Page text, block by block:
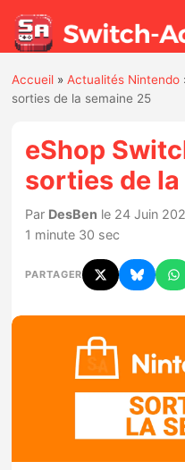
Actualités
Jeux
Hardware
Chiffres de
Rumeurs
Nintendo Direct
Accueil »Actualités Nintendo
sorties de la semaine 25
eShop
sorties de
Par DesBen le 24 Juin
1 minute 30 sec
PARTAGER